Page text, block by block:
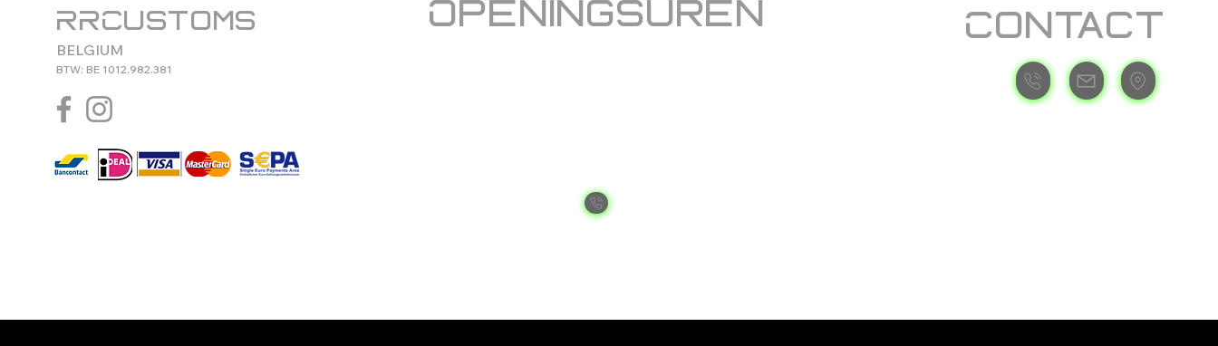
RRCustoms
BELGIUM
BTW: BE 1012.982.381
Openingsuren Contact